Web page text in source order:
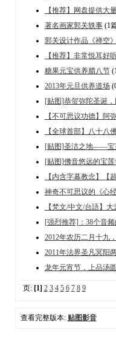
【推荐】网盘提供大
著名画家郭关轶事(1
郭关设计作品《禅空
【推荐】非常悦耳好
糖果元宝供养腊八节
2013年元旦供养道场
[贴图]恭贺弥陀圣诞
【不可思议功德】阿
【全球首部】八十八
[贴图]圣洁之地——宝
[贴图]佛音悠远的宝莲
【内含字幕教念】【
神奇不可思议的《心
【梵文/中文/台語】
[强烈推荐]：38个音
2012年农历二月十九
2011年法界圣凡冥阳
龙年元宵节，上品汤
页: [1] 2 3 4 5 6 7 8 9
查看完整版本: 贴图影音